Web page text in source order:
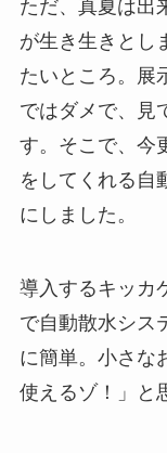
ただ、真夏は出
が生き生きとし
たいところ。展
ではダメで、見
す。そこで、今
をしてくれる自
にしました。
導入するキッカ
で自動散水シス
に簡単。小さな
使えるゾ！」と